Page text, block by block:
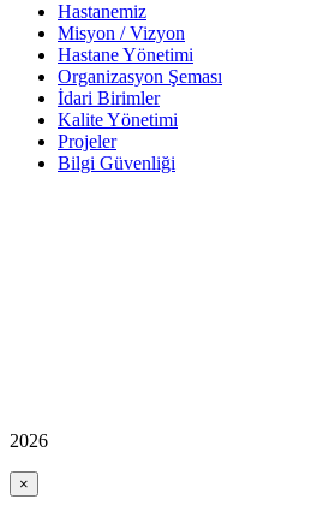
Hastanemiz
Misyon / Vizyon
Hastane Yönetimi
Organizasyon Şeması
İdari Birimler
Kalite Yönetimi
Projeler
Bilgi Güvenliği
2026
×